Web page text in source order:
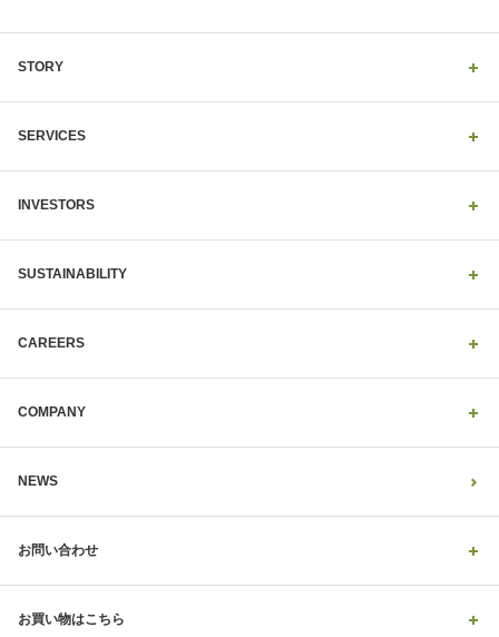
STORY
SERVICES
INVESTORS
SUSTAINABILITY
CAREERS
COMPANY
NEWS
お問い合わせ
お買い物はこちら